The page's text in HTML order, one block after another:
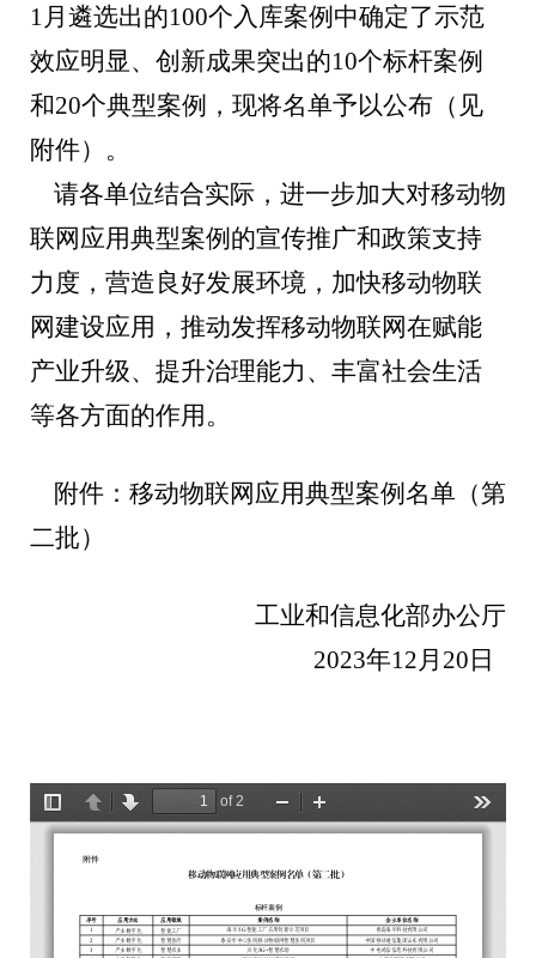
1 月遴选出的100个入库案例中确定了示范
效应明显、创新成果突出的10个标杆案例
和20个典型案例，现将名单予以公布（见
附件）。
请各单位结合实际，进一步加大对移动物
联网应用典型案例的宣传推广和政策支持
力度，营造良好发展环境，加快移动物联
网建设应用，推动发挥移动物联网在赋能
产业升级、提升治理能力、丰富社会生活
等各方面的作用。
附件：移动物联网应用典型案例名单（第
二批）
工业和信息化部办公厅
2023年12 月 20 日